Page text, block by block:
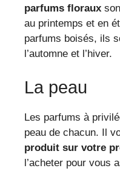
parfums floraux
au printemps et en
parfums boisés, ils
l’automne et l’hiver.
La peau
Les parfums à
peau de chacun. Il
produit sur votre
l’acheter pour vous